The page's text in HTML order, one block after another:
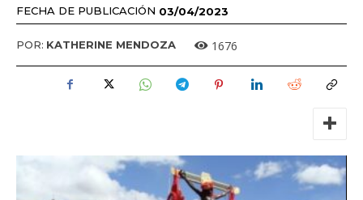
FECHA DE PUBLICACIÓN 03/04/2023
POR: KATHERINE MENDOZA 1676